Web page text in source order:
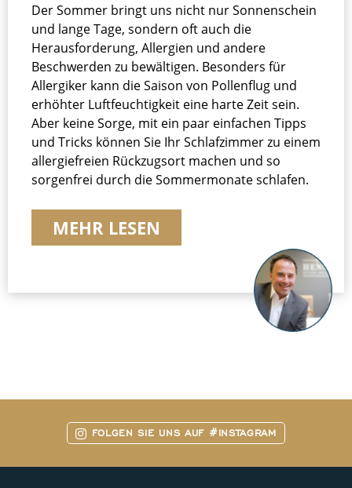
Der Sommer bringt uns nicht nur Sonnenschein
und lange Tage, sondern oft auch die
Herausforderung, Allergien und andere
Beschwerden zu bewältigen. Besonders für
Allergiker kann die Saison von Pollenflug und
erhöhter Luftfeuchtigkeit eine harte Zeit sein.
Aber keine Sorge, mit ein paar einfachen Tipps
und Tricks können Sie Ihr Schlafzimmer zu einem
allergiefreien Rückzugsort machen und so
sorgenfrei durch die Sommermonate schlafen.
MEHR LESEN
FOLGEN SIE UNS AUF #INSTAGRAM